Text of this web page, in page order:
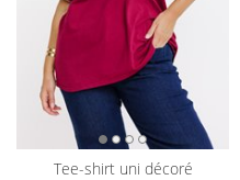
tee-shirt uni décoré